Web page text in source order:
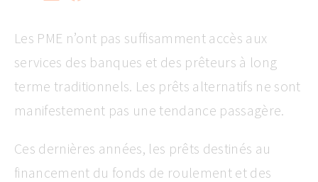
Les PME n’ont pas suffisamment accès aux
services des banques et des prêteurs à long
terme traditionnels. Les prêts alternatifs ne sont
manifestement pas une tendance passagère.
Ces dernières années, les prêts destinés au
financement du fonds de roulement et des